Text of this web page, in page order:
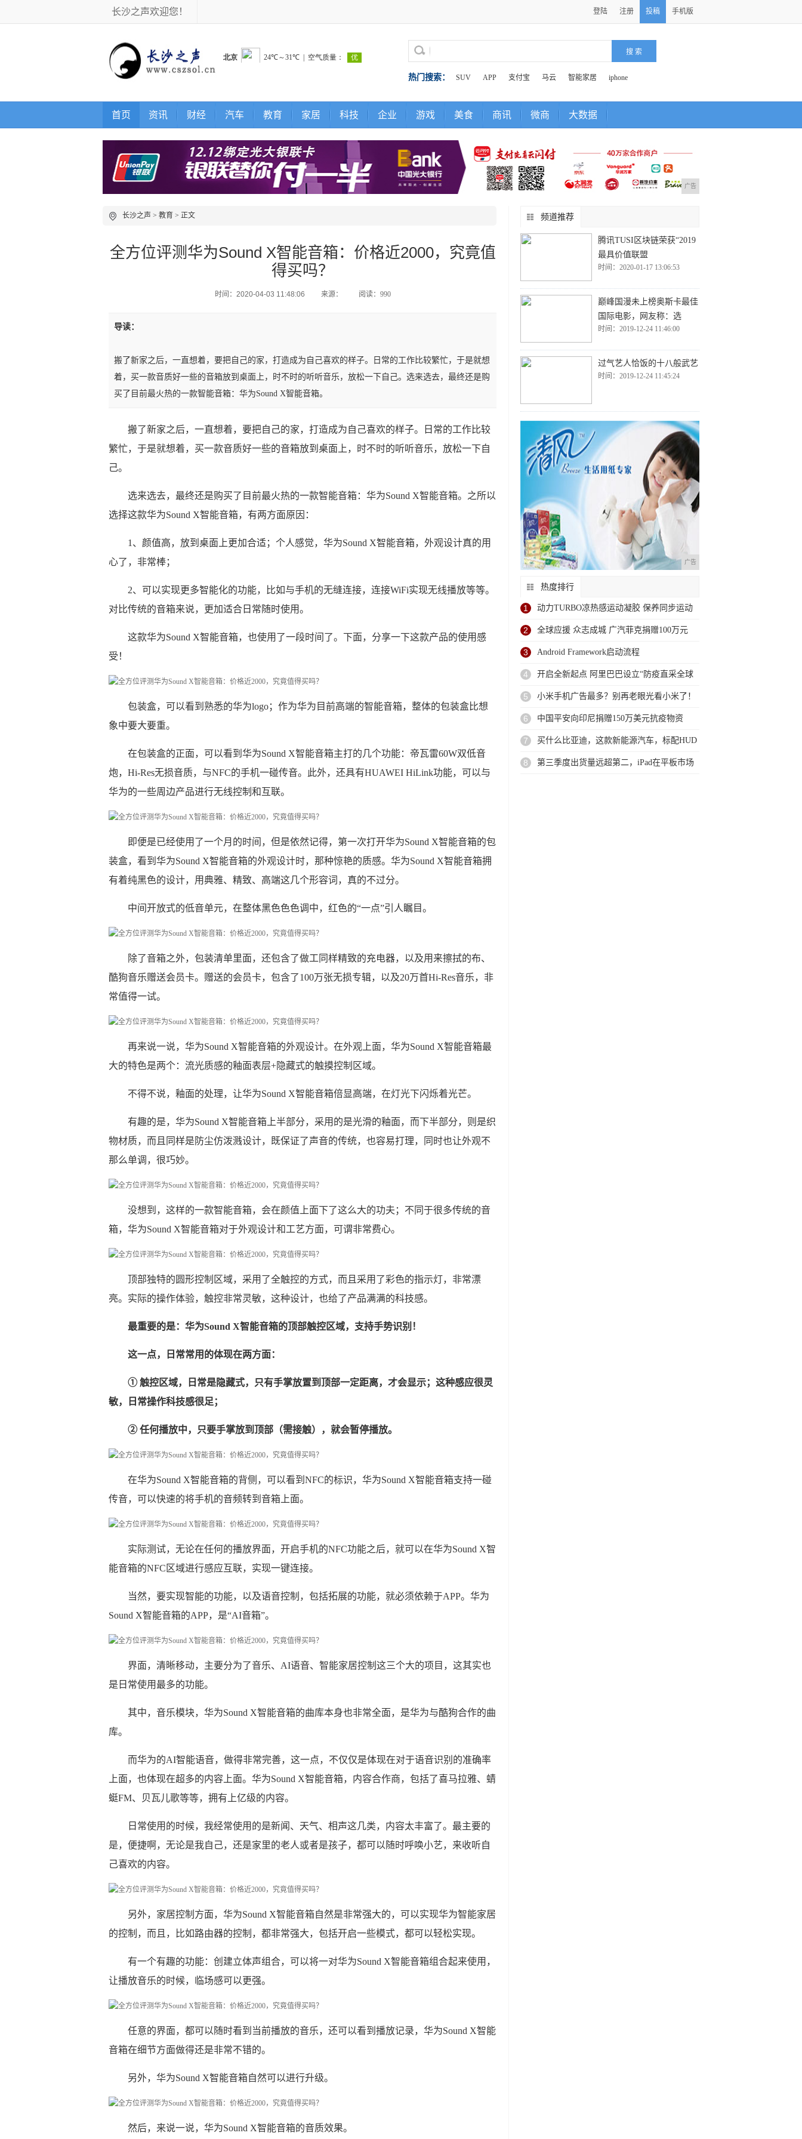
长沙之声欢迎您！ 登陆 注册 投稿 手机版
热门搜索： SUV APP 支付宝 马云 智能家居 iphone
首页 资讯 财经 汽车 教育 家居 科技 企业 游戏 美食 商讯 微商 大数据
广告
长沙之声 > 教育 > 正文
全方位评测华为Sound X智能音箱：价格近2000，究竟值
得买吗？
时间：2020-04-03 11:48:06 来源： 阅读：990
导读：
搬了新家之后，一直想着，要把自己的家，打造成为自己喜欢的样子。日常的工作比较繁忙，于是就想
着，买一款音质好一些的音箱放到桌面上，时不时的听听音乐，放松一下自己。选来选去，最终还是购
买了目前最火热的一款智能音箱：华为Sound X智能音箱。
搬了新家之后，一直想着，要把自己的家，打造成为自己喜欢的样子。日常的工作比较
繁忙，于是就想着，买一款音质好一些的音箱放到桌面上，时不时的听听音乐，放松一下自
己。
选来选去，最终还是购买了目前最火热的一款智能音箱：华为Sound X智能音箱。之所以
选择这款华为Sound X智能音箱，有两方面原因：
1、颜值高，放到桌面上更加合适；个人感觉，华为Sound X智能音箱，外观设计真的用
心了，非常棒；
2、可以实现更多智能化的功能，比如与手机的无缝连接，连接WiFi实现无线播放等等。
对比传统的音箱来说，更加适合日常随时使用。
这款华为Sound X智能音箱，也使用了一段时间了。下面，分享一下这款产品的使用感
受！
包装盒，可以看到熟悉的华为logo；作为华为目前高端的智能音箱，整体的包装盒比想
象中要大要重。
在包装盒的正面，可以看到华为Sound X智能音箱主打的几个功能：帝瓦雷60W双低音
炮，Hi-Res无损音质，与NFC的手机一碰传音。此外，还具有HUAWEI HiLink功能，可以与
华为的一些周边产品进行无线控制和互联。
即便是已经使用了一个月的时间，但是依然记得，第一次打开华为Sound X智能音箱的包
装盒，看到华为Sound X智能音箱的外观设计时，那种惊艳的质感。华为Sound X智能音箱拥
有着纯黑色的设计，用典雅、精致、高端这几个形容词，真的不过分。
中间开放式的低音单元，在整体黑色色色调中，红色的“一点”引人瞩目。
除了音箱之外，包装清单里面，还包含了做工同样精致的充电器，以及用来擦拭的布、
酷狗音乐赠送会员卡。赠送的会员卡，包含了100万张无损专辑，以及20万首Hi-Res音乐，非
常值得一试。
再来说一说，华为Sound X智能音箱的外观设计。在外观上面，华为Sound X智能音箱最
大的特色是两个：流光质感的釉面表层+隐藏式的触摸控制区域。
不得不说，釉面的处理，让华为Sound X智能音箱倍显高端，在灯光下闪烁着光芒。
有趣的是，华为Sound X智能音箱上半部分，采用的是光滑的釉面，而下半部分，则是织
物材质，而且同样是防尘仿泼溅设计，既保证了声音的传统，也容易打理，同时也让外观不
那么单调，很巧妙。
没想到，这样的一款智能音箱，会在颜值上面下了这么大的功夫；不同于很多传统的音
箱，华为Sound X智能音箱对于外观设计和工艺方面，可谓非常费心。
顶部独特的圆形控制区域，采用了全触控的方式，而且采用了彩色的指示灯，非常漂
亮。实际的操作体验，触控非常灵敏，这种设计，也给了产品满满的科技感。
最重要的是：华为Sound X智能音箱的顶部触控区域，支持手势识别！
这一点，日常常用的体现在两方面：
① 触控区域，日常是隐藏式，只有手掌放置到顶部一定距离，才会显示；这种感应很灵
敏，日常操作科技感很足；
② 任何播放中，只要手掌放到顶部（需接触），就会暂停播放。
在华为Sound X智能音箱的背侧，可以看到NFC的标识，华为Sound X智能音箱支持一碰
传音，可以快速的将手机的音频转到音箱上面。
实际测试，无论在任何的播放界面，开启手机的NFC功能之后，就可以在华为Sound X智
能音箱的NFC区域进行感应互联，实现一键连接。
当然，要实现智能的功能，以及语音控制，包括拓展的功能，就必须依赖于APP。华为
Sound X智能音箱的APP，是“AI音箱”。
界面，清晰移动，主要分为了音乐、AI语音、智能家居控制这三个大的项目，这其实也
是日常使用最多的功能。
其中，音乐模块，华为Sound X智能音箱的曲库本身也非常全面，是华为与酷狗合作的曲
库。
而华为的AI智能语音，做得非常完善，这一点，不仅仅是体现在对于语音识别的准确率
上面，也体现在超多的内容上面。华为Sound X智能音箱，内容合作商，包括了喜马拉雅、蜻
蜓FM、贝瓦儿歌等等，拥有上亿级的内容。
日常使用的时候，我经常使用的是新闻、天气、相声这几类，内容太丰富了。最主要的
是，便捷啊，无论是我自己，还是家里的老人或者是孩子，都可以随时呼唤小艺，来收听自
己喜欢的内容。
另外，家居控制方面，华为Sound X智能音箱自然是非常强大的，可以实现华为智能家居
的控制，而且，比如路由器的控制，都非常强大，包括开启一些模式，都可以轻松实现。
有一个有趣的功能：创建立体声组合，可以将一对华为Sound X智能音箱组合起来使用，
让播放音乐的时候，临场感可以更强。
任意的界面，都可以随时看到当前播放的音乐，还可以看到播放记录，华为Sound X智能
音箱在细节方面做得还是非常不错的。
另外，华为Sound X智能音箱自然可以进行升级。
然后，来说一说，华为Sound X智能音箱的音质效果。
频道推荐
腾讯TUSI区块链荣获“2019
最具价值联盟
时间：2020-01-17 13:06:53
巅峰国漫未上榜奥斯卡最佳
国际电影，网友称：选
时间：2019-12-24 11:46:00
过气艺人恰饭的十八般武艺
时间：2019-12-24 11:45:24
广告
热度排行
1 动力TURBO凉热感运动凝胶 保养同步运动
2 全球应援 众志成城 广汽菲克捐赠100万元
3 Android Framework启动流程
4 开启全新起点 阿里巴巴设立“防疫直采全球
寻
5 小米手机广告最多？别再老眼光看小米了！
6 中国平安向印尼捐赠150万美元抗疫物资
7 买什么比亚迪，这款新能源汽车，标配HUD
抬
8 第三季度出货量远超第二，iPad在平板市场